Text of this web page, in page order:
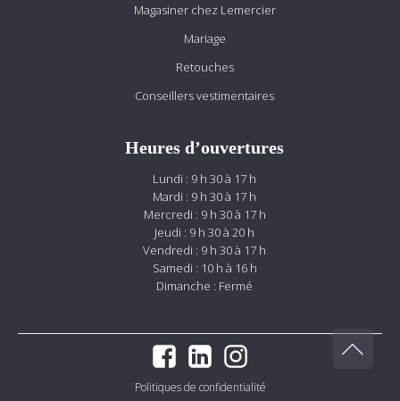
Magasiner chez Lemercier
Mariage
Retouches
Conseillers vestimentaires
Heures d’ouvertures
Lundi : 9 h 30 à 17 h
Mardi : 9 h 30 à 17 h
Mercredi : 9 h 30 à 17 h
Jeudi : 9 h 30 à 20 h
Vendredi : 9 h 30 à 17 h
Samedi : 10 h à 16 h
Dimanche : Fermé
Politiques de confidentialité